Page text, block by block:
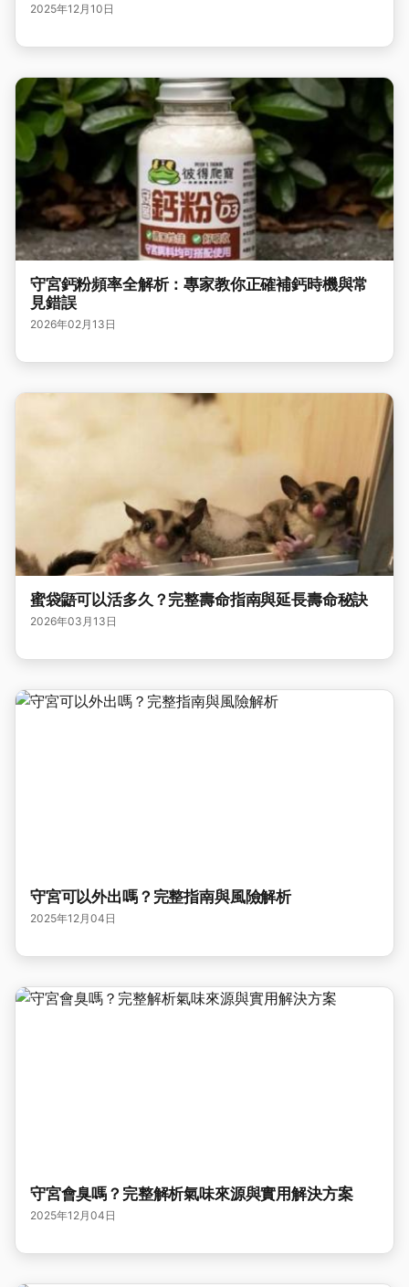
2025年12月10日
守宮鈣粉頻率全解析：專家教你正確補鈣時機與常
見錯誤
2026年02月13日
蜜袋鼯可以活多久？完整壽命指南與延長壽命秘訣
2026年03月13日
守宮可以外出嗎？完整指南與風險解析
2025年12月04日
守宮會臭嗎？完整解析氣味來源與實用解決方案
2025年12月04日